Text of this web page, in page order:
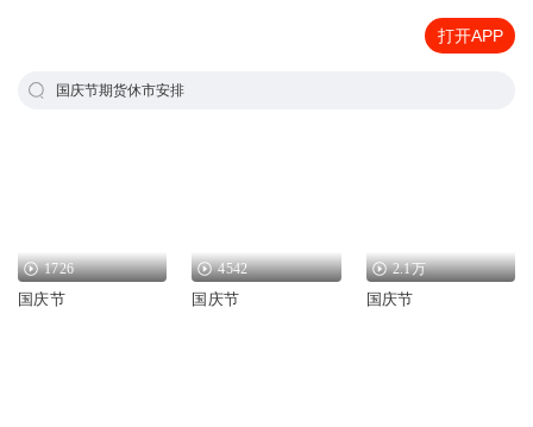
打开APP
国庆节期货休市安排
1726
国庆节
4542
国庆节
2.1万
国庆节